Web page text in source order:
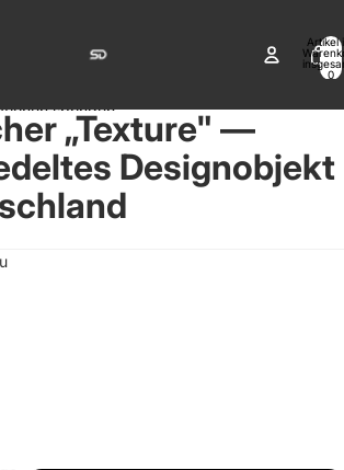
Artikel
0
springen
„Texture" —
Designobjekt